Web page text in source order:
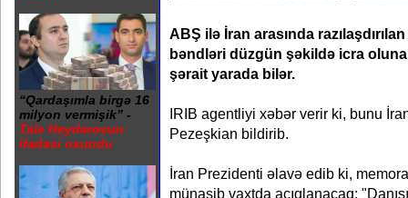
“Qardaşımla birgə 16
milyon vermişik” -
Tale Heydərovun
ifadəsi oxundu
ABŞ ilə İran arasında
bəndləri düzgün şəkildə icra
şərait yarada bilər.
IRIB agentliyi xəbər verir ki, bunu
Pezeşkian bildirib.
İran Prezidenti əlavə edib ki,
münasib vaxtda açıqlanacaq: